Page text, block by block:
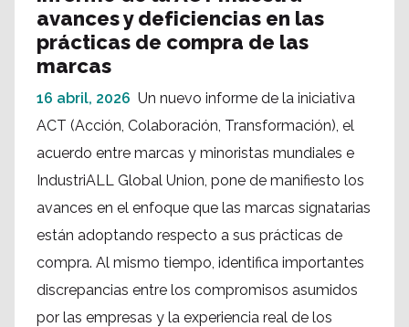
avances y deficiencias en las
prácticas de compra de las
marcas
16 abril, 2026 Un nuevo informe de la iniciativa
ACT (Acción, Colaboración, Transformación), el
acuerdo entre marcas y minoristas mundiales e
IndustriALL Global Union, pone de manifiesto los
avances en el enfoque que las marcas signatarias
están adoptando respecto a sus prácticas de
compra. Al mismo tiempo, identifica importantes
discrepancias entre los compromisos asumidos
por las empresas y la experiencia real de los